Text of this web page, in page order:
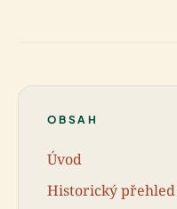
OBSAH
Úvod
Historický